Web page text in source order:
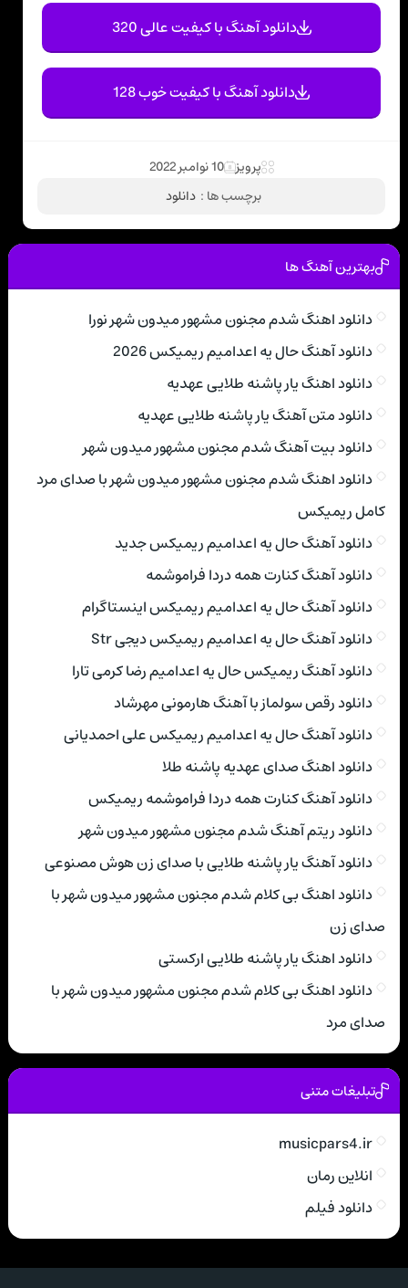
دانلود آهنگ با کیفیت عالی 320
دانلود آهنگ با کیفیت خوب 128
پرویز 10 نوامبر 2022
برچسب ها : دانلود
بهترین آهنگ ها
دانلود اهنگ شدم مجنون مشهور میدون شهر نورا
دانلود آهنگ حال یه اعدامیم ریمیکس 2026
دانلود اهنگ یار پاشنه طلایی عهدیه
دانلود متن آهنگ یار پاشنه طلایی عهدیه
دانلود بیت آهنگ شدم مجنون مشهور میدون شهر
دانلود اهنگ شدم مجنون مشهور میدون شهر با صدای مرد
کامل ریمیکس
دانلود آهنگ حال یه اعدامیم ریمیکس جدید
دانلود آهنگ کنارت همه دردا فراموشمه
دانلود آهنگ حال یه اعدامیم ریمیکس اینستاگرام
دانلود آهنگ حال یه اعدامیم ریمیکس دیجی Str
دانلود آهنگ ریمیکس حال یه اعدامیم رضا کرمی تارا
دانلود رقص سولماز با آهنگ هارمونی مهرشاد
دانلود آهنگ حال یه اعدامیم ریمیکس علی احمدیانی
دانلود اهنگ صدای عهدیه پاشنه طلا
دانلود آهنگ کنارت همه دردا فراموشمه ریمیکس
دانلود ریتم آهنگ شدم مجنون مشهور میدون شهر
دانلود آهنگ یار پاشنه طلایی با صدای زن هوش مصنوعی
دانلود اهنگ بی کلام شدم مجنون مشهور میدون شهر با
صدای زن
دانلود اهنگ یار پاشنه طلایی ارکستی
دانلود اهنگ بی کلام شدم مجنون مشهور میدون شهر با
صدای مرد
تبلیغات متنی
musicpars4.ir
انلاین رمان
دانلود فیلم